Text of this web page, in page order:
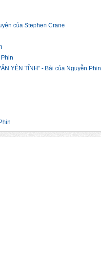
của Stephen Crane
YÊN TĨNH” - Bài của Nguyễn Phin